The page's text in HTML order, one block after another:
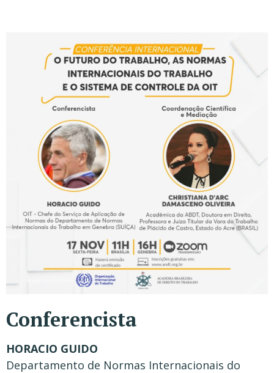
Conferencista
HORACIO GUIDO
Departamento de Normas Internacionais do